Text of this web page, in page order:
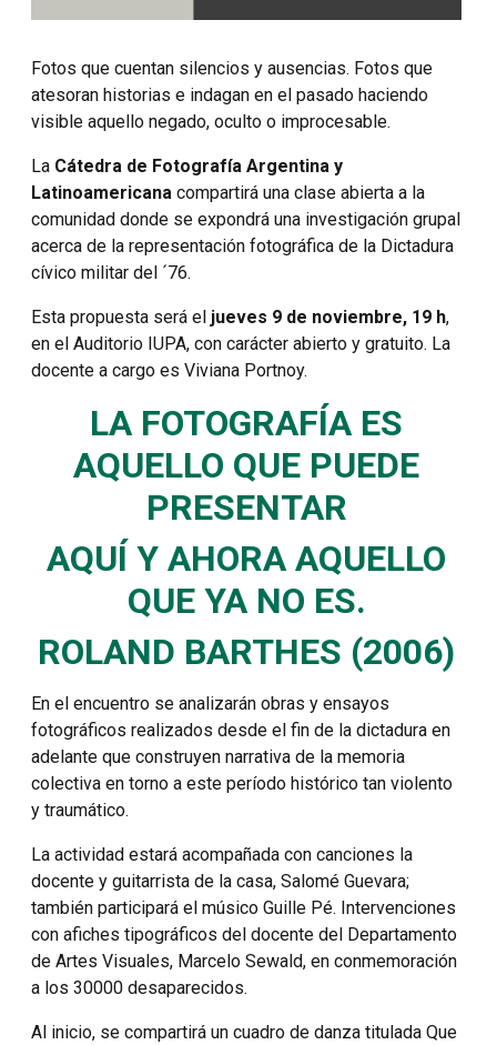
Fotos que cuentan silencios y ausencias. Fotos que
atesoran historias e indagan en el pasado haciendo
visible aquello negado, oculto o improcesable.
La Cátedra de Fotografía Argentina y
Latinoamericana compartirá una clase abierta a la
comunidad donde se expondrá una investigación grupal
acerca de la representación fotográfica de la Dictadura
cívico militar del ´76.
Esta propuesta será el jueves 9 de noviembre, 19 h,
en el Auditorio IUPA, con carácter abierto y gratuito. La
docente a cargo es Viviana Portnoy.
LA FOTOGRAFÍA ES
AQUELLO QUE PUEDE
PRESENTAR
AQUÍ Y AHORA AQUELLO
QUE YA NO ES.
ROLAND BARTHES (2006)
En el encuentro se analizarán obras y ensayos
fotográficos realizados desde el fin de la dictadura en
adelante que construyen narrativa de la memoria
colectiva en torno a este período histórico tan violento
y traumático.
La actividad estará acompañada con canciones la
docente y guitarrista de la casa, Salomé Guevara;
también participará el músico Guille Pé. Intervenciones
con afiches tipográficos del docente del Departamento
de Artes Visuales, Marcelo Sewald, en conmemoración
a los 30000 desaparecidos.
Al inicio, se compartirá un cuadro de danza titulada Que